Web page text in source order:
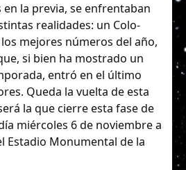
la previa, se enfrentaban
realidades: un Colo-
mejores números del año,
si bien ha mostrado un
entró en el último
Queda la vuelta de esta
la que cierre esta fase de
miércoles 6 de noviembre a
Estadio Monumental de la